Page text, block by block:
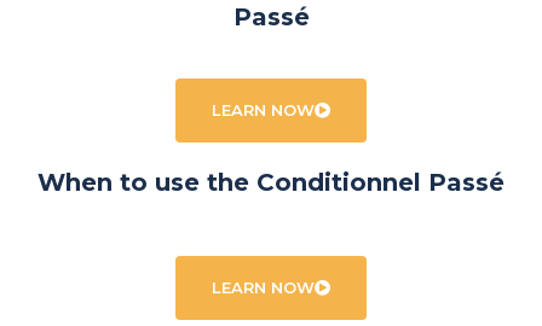
Passé
LEARN NOW
When to use the Conditionnel Passé
LEARN NOW